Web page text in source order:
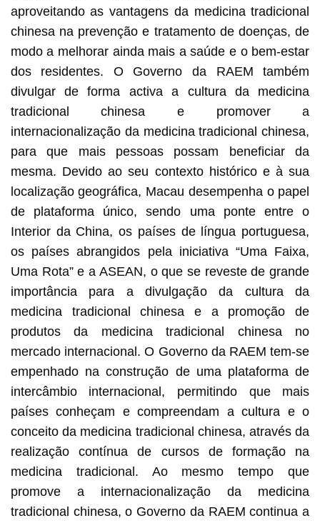
aproveitando as vantagens da medicina tradicional
chinesa na prevenção e tratamento de doenças, de
modo a melhorar ainda mais a saúde e o bem-estar
dos residentes. O Governo da RAEM também
divulgar de forma activa a cultura da medicina
tradicional chinesa e promover a
internacionalização da medicina tradicional chinesa,
para que mais pessoas possam beneficiar da
mesma. Devido ao seu contexto histórico e à sua
localização geográfica, Macau desempenha o papel
de plataforma único, sendo uma ponte entre o
Interior da China, os países de língua portuguesa,
os países abrangidos pela iniciativa “Uma Faixa,
Uma Rota” e a ASEAN, o que se reveste de grande
importância para a divulgação da cultura da
medicina tradicional chinesa e a promoção de
produtos da medicina tradicional chinesa no
mercado internacional. O Governo da RAEM tem-se
empenhado na construção de uma plataforma de
intercâmbio internacional, permitindo que mais
países conheçam e compreendam a cultura e o
conceito da medicina tradicional chinesa, através da
realização contínua de cursos de formação na
medicina tradicional. Ao mesmo tempo que
promove a internacionalização da medicina
tradicional chinesa, o Governo da RAEM continua a